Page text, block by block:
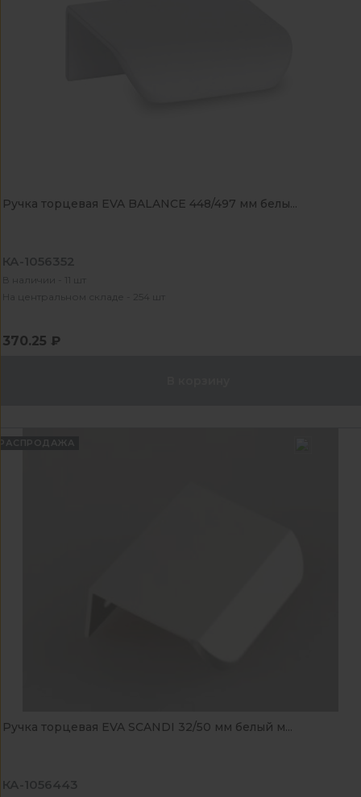
Ручка торцевая EVA BALANCE 448/497 мм белы...
КА-1056352
В наличии - 11 шт
На центральном складе - 254 шт
370.25 ₽
Ручка торцевая EVA SCANDI 32/50 мм белый м...
КА-1056443